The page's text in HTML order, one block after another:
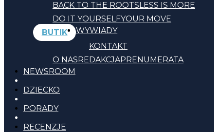
BACK TO THE ROOTSLESS IS MORE
DO IT YOURSELFYOUR MOVE
BUTIK
KONTAKT
O NASREDAKCJAPRENUMERATA
WYWIADY
NEWSROOM
DZIECKO
PORADY
RECENZJE